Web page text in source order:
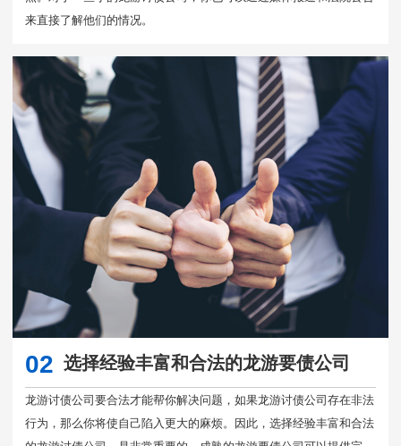
来直接了解他们的情况。
02 选择经验丰富和合法的龙游要债公司
龙游讨债公司要合法才能帮你解决问题，如果龙游讨债公司存在非法
行为，那么你将使自己陷入更大的麻烦。因此，选择经验丰富和合法